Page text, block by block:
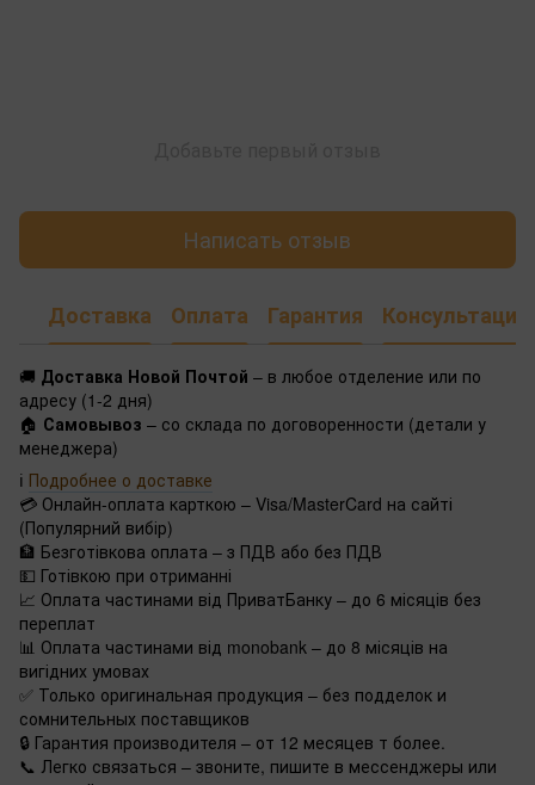
Написать отзыв
Доставка Оплата Гарантия Консультация
🚚 Доставка Новой Почтой – в любое отделение или по
адресу (1-2 дня)
🏠 Самовывоз – со склада по договоренности (детали у
менеджера)
ℹ️ Подробнее о доставке
💳 Онлайн-оплата карткою – Visa/MasterCard на сайті
(Популярний вибір)
🏦 Безготівкова оплата – з ПДВ або без ПДВ
💵 Готівкою при отриманні
📈 Оплата частинами від ПриватБанку – до 6 місяців без
переплат
📊 Оплата частинами від monobank – до 8 місяців на
вигідних умовах
✅ Только оригинальная продукция – без подделок и
сомнительных поставщиков
🔒 Гарантия производителя – от 12 месяцев т более.
📞 Легко связаться – звоните, пишите в мессенджеры или